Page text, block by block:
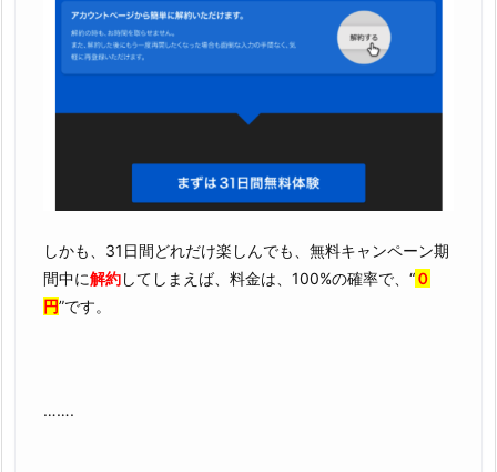
しかも、31日間どれだけ楽しんでも、無料キャンペーン期
間中に解約してしまえば、料金は、100%の確率で、“０
円”です。
…….